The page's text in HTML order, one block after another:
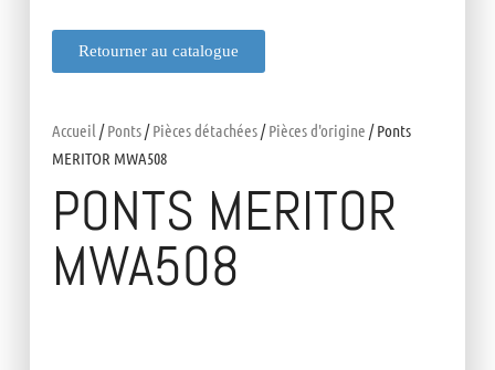
Retourner au catalogue
Accueil /Ponts/Pièces détachées/Pièces d'origine / Ponts
MERITOR MWA508
PONTS MERITOR
MWA508